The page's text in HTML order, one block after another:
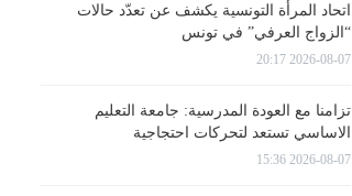
اتحاد المرأة التونسية يكشف عن تعدّد حالات
“الزواج العرفي” في تونس
2026-08-07 20:17
تزامنا مع العودة المدرسية: جامعة التعليم
الاساسي تستعد لتحركات احتجاجية
2026-08-07 15:36